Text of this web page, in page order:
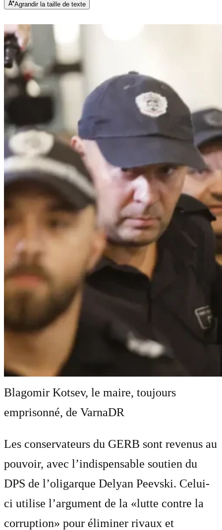
Agrandir la taille de texte
Blagomir Kotsev, le maire, toujours
emprisonné, de VarnaDR
Les conservateurs du GERB sont revenus au
pouvoir, avec l’indispensable soutien du
DPS de l’oligarque Delyan Peevski. Celui-
ci utilise l’argument de la «lutte contre la
corruption» pour éliminer rivaux et